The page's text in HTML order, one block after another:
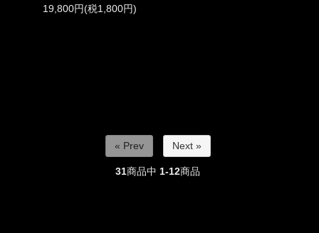
19,800円(税1,800円)
« Prev Next »
31商品中 1-12商品